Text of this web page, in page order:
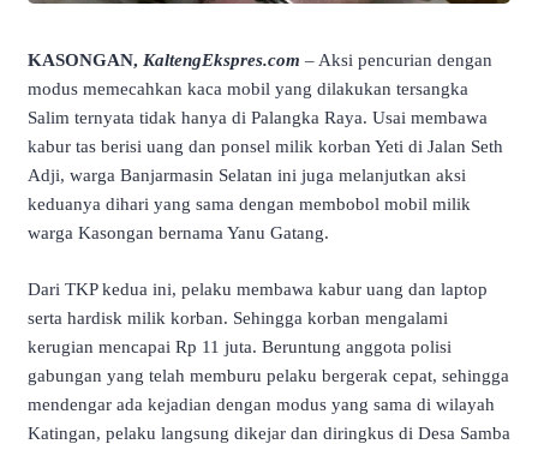
KASONGAN, KaltengEkspres.com – Aksi pencurian dengan
modus memecahkan kaca mobil yang dilakukan tersangka
Salim ternyata tidak hanya di Palangka Raya. Usai membawa
kabur tas berisi uang dan ponsel milik korban Yeti di Jalan Seth
Adji, warga Banjarmasin Selatan ini juga melanjutkan aksi
keduanya dihari yang sama dengan membobol mobil milik
warga Kasongan bernama Yanu Gatang.
Dari TKP kedua ini, pelaku membawa kabur uang dan laptop
serta hardisk milik korban. Sehingga korban mengalami
kerugian mencapai Rp 11 juta. Beruntung anggota polisi
gabungan yang telah memburu pelaku bergerak cepat, sehingga
mendengar ada kejadian dengan modus yang sama di wilayah
Katingan, pelaku langsung dikejar dan diringkus di Desa Samba